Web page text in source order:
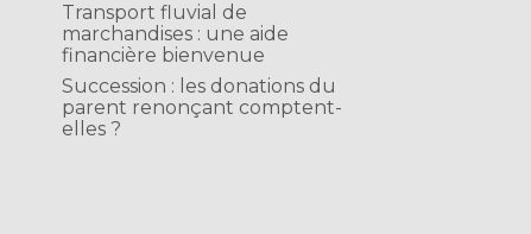
Transport fluvial de
marchandises : une aide
financière bienvenue
Succession : les donations du
parent renonçant comptent-
elles ?